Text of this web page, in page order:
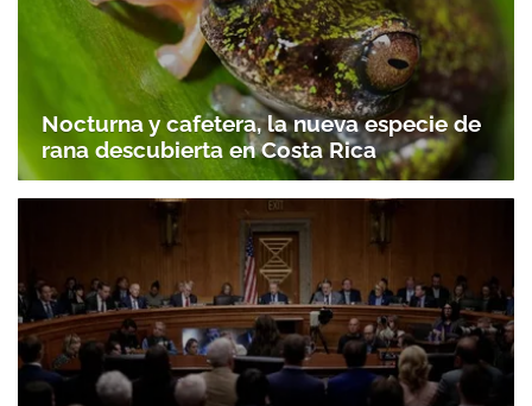
Nocturna y cafetera, la nueva especie de
rana descubierta en Costa Rica